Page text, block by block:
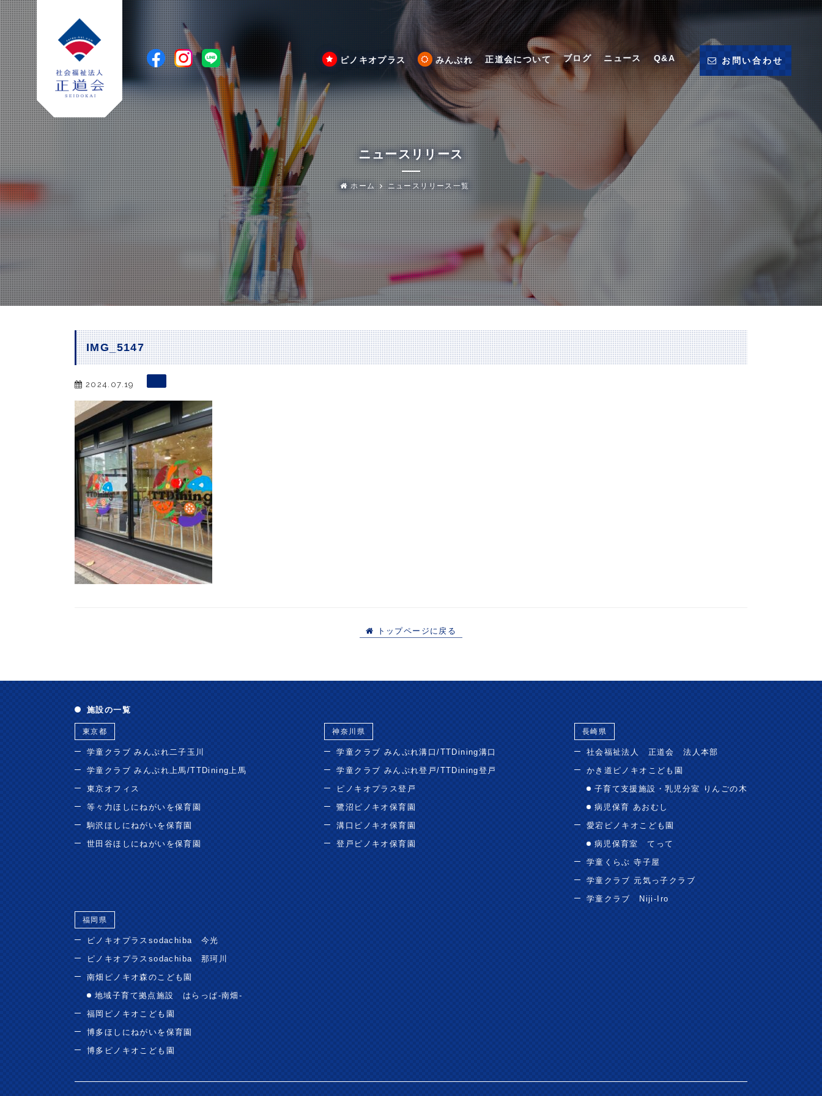
ピノキオプラス みんぷれ 正道会について ブログ ニュース Q&A お問い合わせ
ニュースリリース
ホーム ニュースリリース一覧
IMG_5147
2024.07.19
トップページに戻る
施設の一覧
東京都
学童クラブ みんぷれ二子玉川
学童クラブ みんぷれ上馬/TTDining上馬
東京オフィス
等々力ほしにねがいを保育園
駒沢ほしにねがいを保育園
世田谷ほしにねがいを保育園
神奈川県
学童クラブ みんぷれ溝口/TTDining溝口
学童クラブ みんぷれ登戸/TTDining登戸
ピノキオプラス登戸
鷺沼ピノキオ保育園
溝口ピノキオ保育園
登戸ピノキオ保育園
長崎県
社会福祉法人 正道会 法人本部
かき道ピノキオこども園
子育て支援施設・乳児分室 りんごの木
病児保育 あおむし
愛宕ピノキオこども園
病児保育室 てって
学童くらぶ 寺子屋
学童クラブ 元気っ子クラブ
学童クラブ Niji-Iro
福岡県
ピノキオプラスsodachiba 今光
ピノキオプラスsodachiba 那珂川
南畑ピノキオ森のこども園
地域子育て拠点施設 はらっぱ-南畑-
福岡ピノキオこども園
博多ほしにねがいを保育園
博多ピノキオこども園